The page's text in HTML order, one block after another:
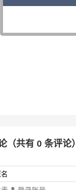
（共有 0 条评论）